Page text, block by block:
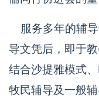
服务多年的辅导
导文凭后，即于
结合沙提雅模式
牧民辅导及一般